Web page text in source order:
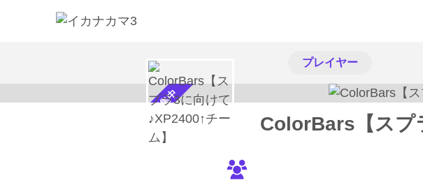
プレイヤー
メンバー募集中 ColorBars【スプ